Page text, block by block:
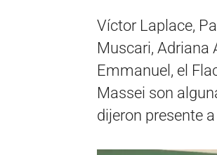
Víctor Laplace,
Muscari, Adriana
Emmanuel, el
Massei son
dijeron presente